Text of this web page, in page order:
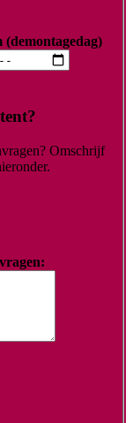
Omschrijf